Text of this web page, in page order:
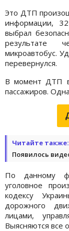
Это ДТП
информации,
выбрал
результате
микроавтобус.
перевернулся.
В момент ДТП
пассажиров.
Читайте также:
Появилось
По данному
уголовное
кодексу
дорожного
лицами,
Выясняются все